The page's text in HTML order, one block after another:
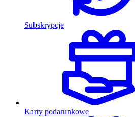
Subskrypcje
Karty podarunkowe